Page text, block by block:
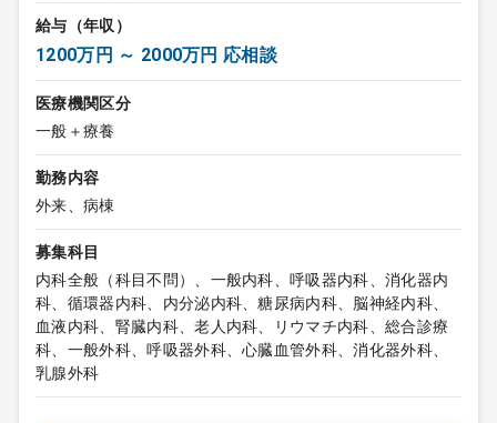
給与（年収）
1200万円 ～ 2000万円 応相談
医療機関区分
一般＋療養
勤務内容
外来、病棟
募集科目
内科全般（科目不問）、一般内科、呼吸器内科、消化器内
科、循環器内科、内分泌内科、糖尿病内科、脳神経内科、
血液内科、腎臓内科、老人内科、リウマチ内科、総合診療
科、一般外科、呼吸器外科、心臓血管外科、消化器外科、
乳腺外科